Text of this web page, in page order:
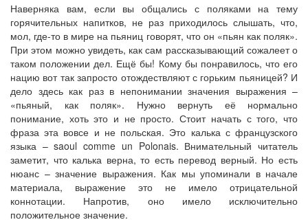
Наверняка вам, если вы общались с поляками на тему
горячительных напитков, не раз приходилось слышать, что,
мол, где-то в мире на пьяниц говорят, что он «пьян как поляк».
При этом можно увидеть, как сам рассказывающий сожалеет о
таком положении дел. Ещё бы! Кому бы понравилось, что его
нацию вот так запросто отождествляют с горьким пьяницей? И
дело здесь как раз в непонимании значения выражения –
«пьяный, как поляк». Нужно вернуть её нормально
понимание, хоть это и не просто. Стоит начать с того, что
фраза эта вовсе и не польская. Это калька с французского
языка – saoul comme un Polonais. Внимательный читатель
заметит, что калька верна, то есть перевод верный. Но есть
нюанс – значение выражения. Как мы упоминали в начале
материала, выражение это не имело отрицательной
коннотации. Напротив, оно имело исключительно
положительное значение.